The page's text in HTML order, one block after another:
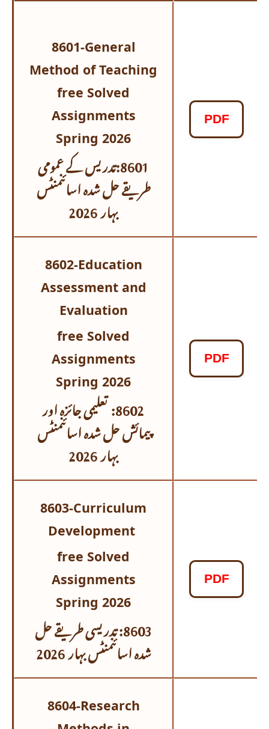
8601-General
Method of Teaching
free Solved
Assignments
Spring 2026
8601:تدریس کے عمومی
طریقے حل شدہ اسائنمنٹس
بہار 2026
PDF
8602-Education
Assessment and
Evaluation
free Solved
Assignments
Spring 2026
8602: تعلیمی جائزہ اور
پیمائشحل شدہ اسائنمنٹس
بہار 2026
PDF
8603-Curriculum
Development
free Solved
Assignments
Spring 2026
8603: تدریسی طریقے حل
شدہ اسائنمنٹسبہار 2026
PDF
8604-Research